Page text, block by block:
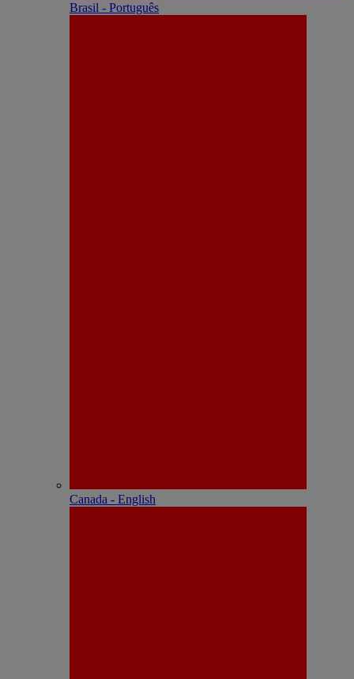
Brasil - Português
Canada - English